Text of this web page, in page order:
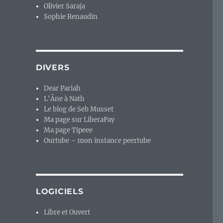
Olivier Saraja
Sophie Renaudin
DIVERS
Dear Pariah
L'Âne à Nath
Le blog de Seb Musset
Ma page sur LiberaPay
Ma page Tipeee
Ourtube – mon instance peertube
LOGICIELS
Libre et Ouvert